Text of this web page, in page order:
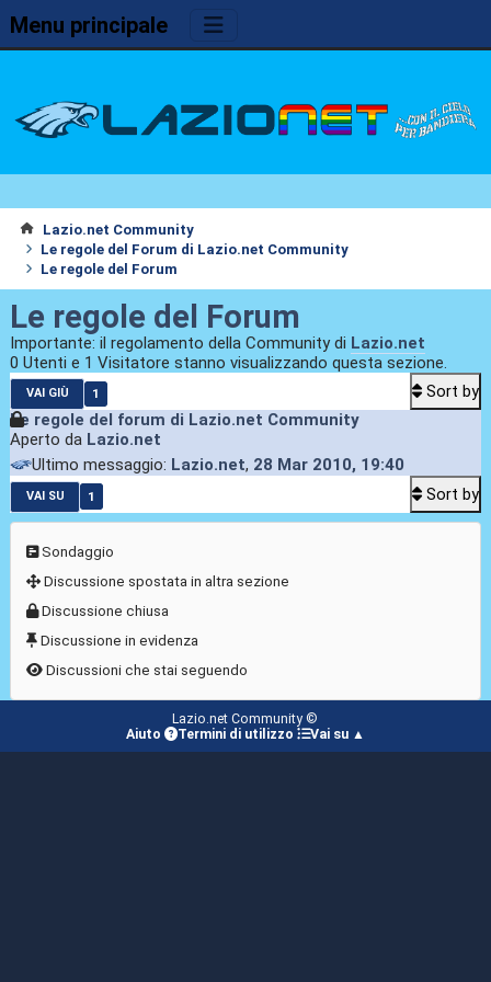
Menu principale
Lazio.net Community
Le regole del Forum di Lazio.net Community
Le regole del Forum
Le regole del Forum
Importante: il regolamento della Community di Lazio.net
0 Utenti e 1 Visitatore stanno visualizzando questa sezione.
VAI GIÙ 1
Sort by
Le regole del forum di Lazio.net Community
Aperto da Lazio.net
Ultimo messaggio: Lazio.net, 28 Mar 2010, 19:40
VAI SU 1 Sort by
Sondaggio
Discussione spostata in altra sezione
Discussione chiusa
Discussione in evidenza
Discussioni che stai seguendo
Lazio.net Community ©
Aiuto
Termini di utilizzo Vai su ▲